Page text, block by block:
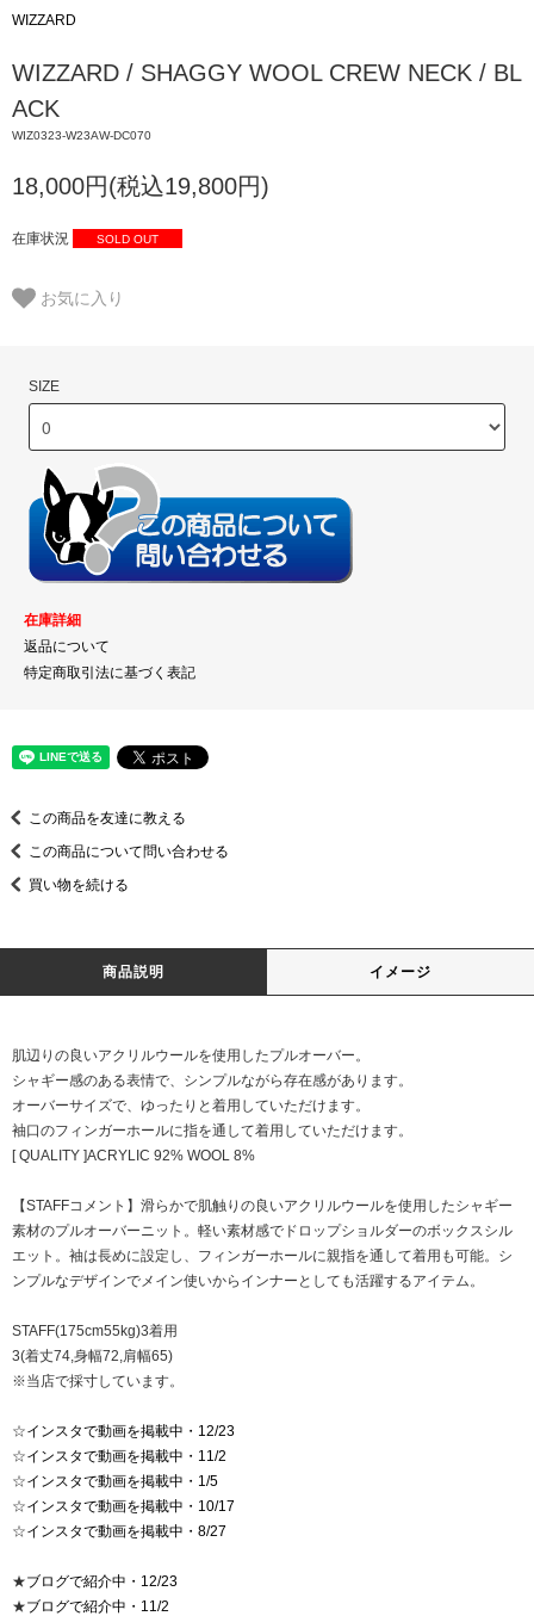
WIZZARD
WIZZARD / SHAGGY WOOL CREW NECK / BL
ACK
WIZ0323-W23AW-DC070
18,000円(税込19,800円)
在庫状況 SOLD OUT
お気に入り
SIZE
在庫詳細
返品について
特定商取引法に基づく表記
この商品を友達に教える
この商品について問い合わせる
買い物を続ける
商品説明 イメージ
肌辺りの良いアクリルウールを使用したプルオーバー。
シャギー感のある表情で、シンプルながら存在感があります。
オーバーサイズで、ゆったりと着用していただけます。
袖口のフィンガーホールに指を通して着用していただけます。
[ QUALITY ]ACRYLIC 92% WOOL 8%
【STAFFコメント】滑らかで肌触りの良いアクリルウールを使用したシャギー
素材のプルオーバーニット。軽い素材感でドロップショルダーのボックスシル
エット。袖は長めに設定し、フィンガーホールに親指を通して着用も可能。シ
ンプルなデザインでメイン使いからインナーとしても活躍するアイテム。
STAFF(175cm55kg)3着用
3(着丈74,身幅72,肩幅65)
※当店で採寸しています。
☆インスタで動画を掲載中・12/23
☆インスタで動画を掲載中・11/2
☆インスタで動画を掲載中・1/5
☆インスタで動画を掲載中・10/17
☆インスタで動画を掲載中・8/27
★ブログで紹介中・12/23
★ブログで紹介中・11/2